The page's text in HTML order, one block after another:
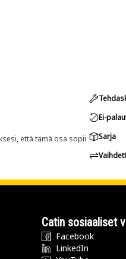
että tämä osa sopii
Ei-
Sarja
Catin sosiaaliset
Facebook
LinkedIn